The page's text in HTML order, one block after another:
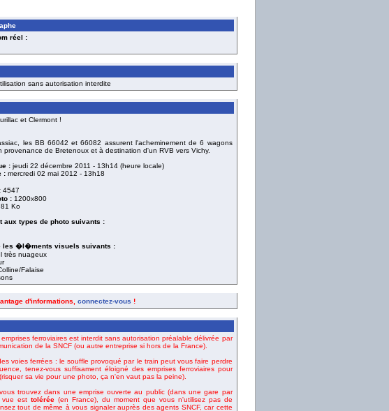
réel :
sans autorisation interdite
et Clermont !
les BB 66042 et 66082 assurent l'acheminement de 6 wagons
provenance de Bretenoux et à destination d'un RVB vers Vichy.
: jeudi 22 décembre 2011 - 13h14 (heure locale)
: mercredi 02 mai 2012 - 13h18
4547
:1200x800
Ko
aux types de photo suivants :
les �l�ments visuels suivants :
très nuageux
Falaise
d'informations, connectez-vous !
ferroviaires est interdit sans autorisation préalable délivrée par
de la SNCF (ou autre entreprise si hors de la France).
voies ferrées : le souffle provoqué par le train peut vous faire perdre
tenez-vous suffisament éloigné des emprises ferroviaires pour
sa vie pour une photo, ça n'en vaut pas la peine).
trouvez dans une emprise ouverte au public (dans une gare par
vue est tolérée(en France), du moment que vous n'utilisez pas de
tout de même à vous signaler auprès des agents SNCF, car cette